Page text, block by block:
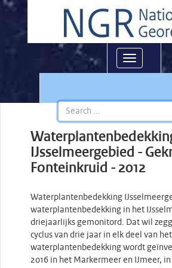
Toggle
IJsselmeergebied -
Fonteinkruid - 2012
Waterplantenbedekking
waterplantenbedekking in het
driejaarlijks gemonitord. Dat wil
cyclus van drie jaar in elk deel van
waterplantenbedekking wordt
2016 in het Markermeer en IJmeer, in